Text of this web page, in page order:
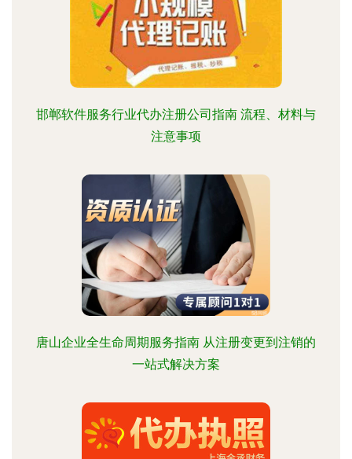
邯郸软件服务行业代办注册公司指南 流程、材料与
注意事项
唐山企业全生命周期服务指南 从注册变更到注销的
一站式解决方案